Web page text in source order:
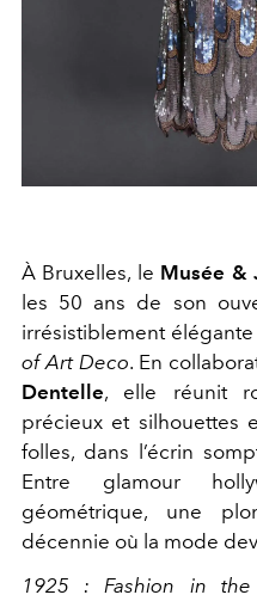
À Bruxelles, le Musée &
les 50 ans de son
irrésistiblement
of Art Deco. En
Dentelle, elle réunit
précieux et silhouettes
folles, dans l’écrin
Entre glamour
géométrique, une
décennie où la mode
1925 : Fashion in